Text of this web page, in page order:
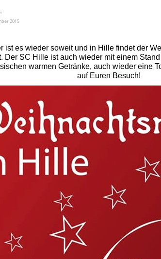
2015
ist es wieder soweit und in Hille findet der
Der SC Hille ist auch wieder mit einem
warmen Getränke, auch wieder eine
auf Euren Besuch!